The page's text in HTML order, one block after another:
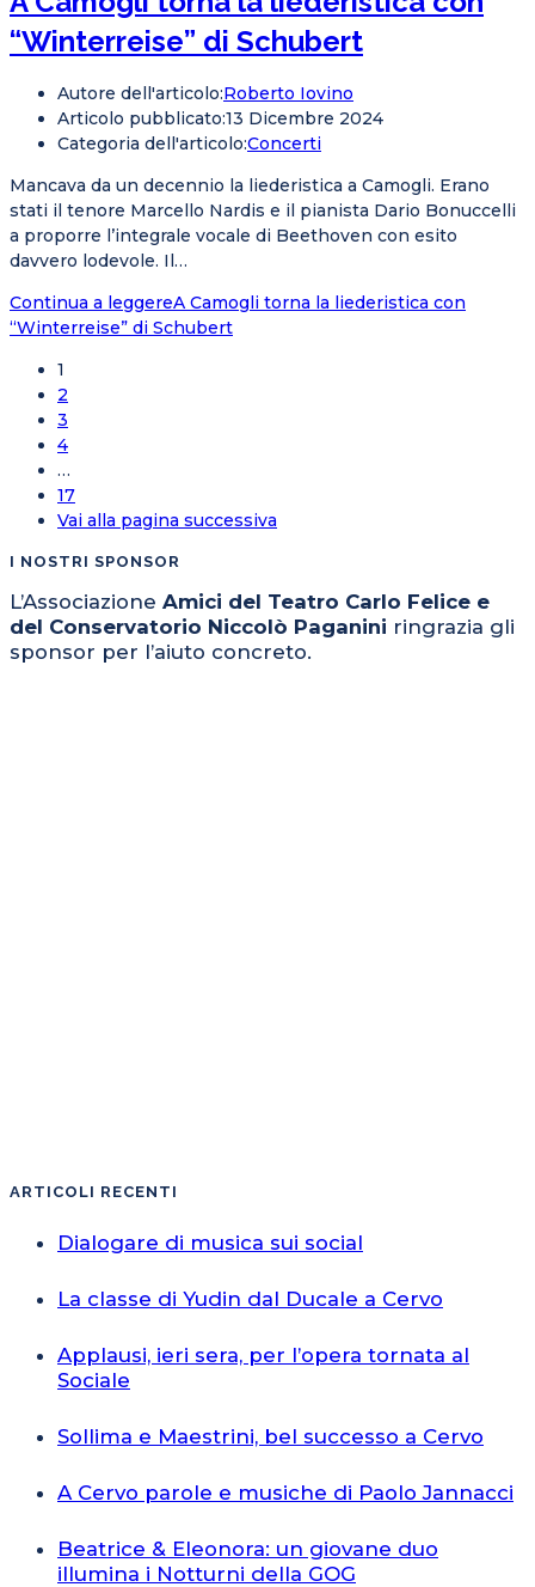
“Winterreise” di Schubert
Autore dell'articolo:Roberto Iovino
Articolo pubblicato:13 Dicembre 2024
Categoria dell'articolo:Concerti
Mancava da un decennio la liederistica a Camogli. Erano
stati il tenore Marcello Nardis e il pianista Dario Bonuccelli
a proporre l’integrale vocale di Beethoven con esito
davvero lodevole. Il…
Continua a leggereA Camogli torna la liederistica con
“Winterreise” di Schubert
1
2
3
4
…
17
Vai alla pagina successiva
I NOSTRI SPONSOR
L’Associazione Amici del Teatro Carlo Felice e
del Conservatorio Niccolò Paganini ringrazia gli
sponsor per l’aiuto concreto.
ARTICOLI RECENTI
Dialogare di musica sui social
La classe di Yudin dal Ducale a Cervo
Applausi, ieri sera, per l’opera tornata al
Sociale
Sollima e Maestrini, bel successo a Cervo
A Cervo parole e musiche di Paolo Jannacci
Beatrice & Eleonora: un giovane duo
illumina i Notturni della GOG